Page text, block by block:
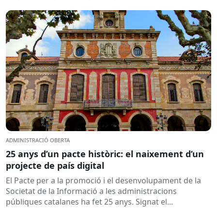
ADMINISTRACIÓ OBERTA
25 anys d’un pacte històric: el naixement d’un
projecte de país digital
El Pacte per a la promoció i el desenvolupament de la
Societat de la Informació a les administracions
públiques catalanes ha fet 25 anys. Signat el...